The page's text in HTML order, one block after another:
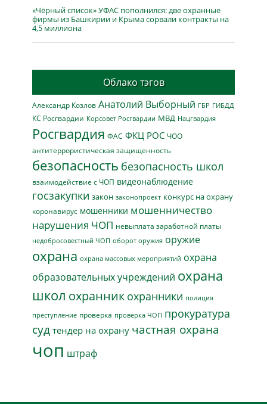
«Чёрный список» УФАС пополнился: две охранные
фирмы из Башкирии и Крыма сорвали контракты на
4,5 миллиона
Облако тэгов
Александр Козлов Анатолий Выборный ГБР ГИБДД
КС Росгвардии Корсовет Росгвардии МВД Нацгвардия
Росгвардия ФАС ФКЦ РОС ЧОО
антитеррористическая защищенность
безопасность безопасность школ
взаимодействие с ЧОП видеонаблюдение
госзакупки закон законопроект конкурс на охрану
коронавирус мошенники мошенничество
нарушения ЧОП невыплата заработной платы
недобросовестный ЧОП оборот оружия оружие
охрана охрана массовых мероприятий охрана
образовательных учреждений охрана
школ охранник охранники полиция
преступление проверка проверка ЧОП прокуратура
суд тендер на охрану частная охрана
чоп штраф